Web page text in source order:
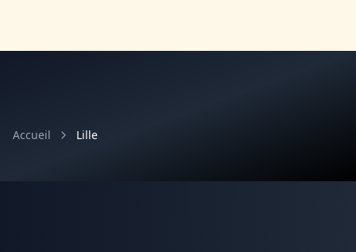
Accueil Lille